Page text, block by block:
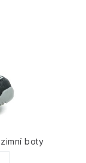
boty